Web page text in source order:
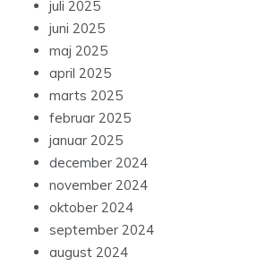
juli 2025
juni 2025
maj 2025
april 2025
marts 2025
februar 2025
januar 2025
december 2024
november 2024
oktober 2024
september 2024
august 2024